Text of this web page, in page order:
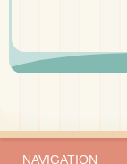
NAVIGATION